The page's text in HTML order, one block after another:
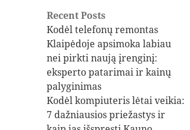
Recent Posts
Kodėl telefonų remontas
Klaipėdoje apsimoka labiau
nei pirkti naują įrenginį:
eksperto patarimai ir kainų
palyginimas
Kodėl kompiuteris lėtai veikia:
7 dažniausios priežastys ir